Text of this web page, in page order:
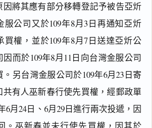
因將其應有部分移轉登記予被告亞炘
服公司又於109年8月3日再通知亞炘
買權，並於109年8月7日送達亞炘公
而於109年8月11日向台灣金服公司
另台灣金服公司於109年6月23日寄
共有人巫新春行使先買權，經郵政單
6月24日、6月29日進行兩次投遞，因